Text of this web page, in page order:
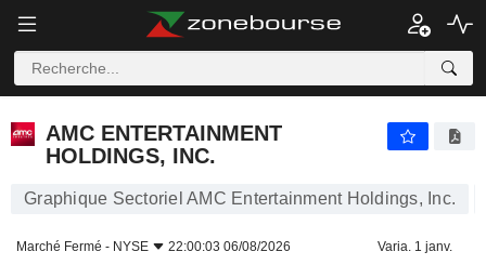
AMC ENTERTAINMENT
HOLDINGS, INC.
Graphique Sectoriel AMC Entertainment Holdings, Inc.
Marché Fermé - NYSE 22:00:03 06/08/2026 Varia. 1 janv.